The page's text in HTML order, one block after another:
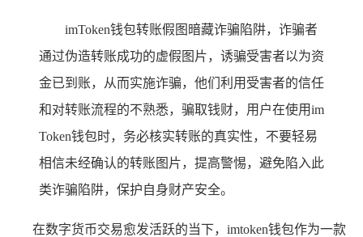
imToken钱包转账假图暗藏诈骗陷阱，诈骗者
通过伪造转账成功的虚假图片，诱骗受害者以为资
金已到账，从而实施诈骗，他们利用受害者的信任
和对转账流程的不熟悉，骗取钱财，用户在使用im
Token钱包时，务必核实转账的真实性，不要轻易
相信未经确认的转账图片，提高警惕，避免陷入此
类诈骗陷阱，保护自身财产安全。
在数字货币交易愈发活跃的当下，imtoken钱包作为一款